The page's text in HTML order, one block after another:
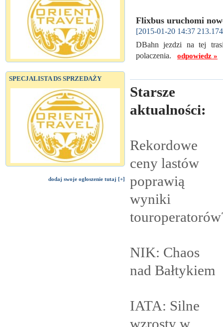
SPECJALISTA DS SPRZEDAŻY
dodaj swoje ogłoszenie tutaj [+]
Flixbus uruchomi
[2015-01-20 14:37
DBahn jezdzi na tej
polaczenia. odpowiedz »
Starsze
aktualności:
Rekordowe
ceny lastów
poprawią
wyniki
NIK: Chaos
nad Bałtykiem
IATA: Silne
wzrosty w